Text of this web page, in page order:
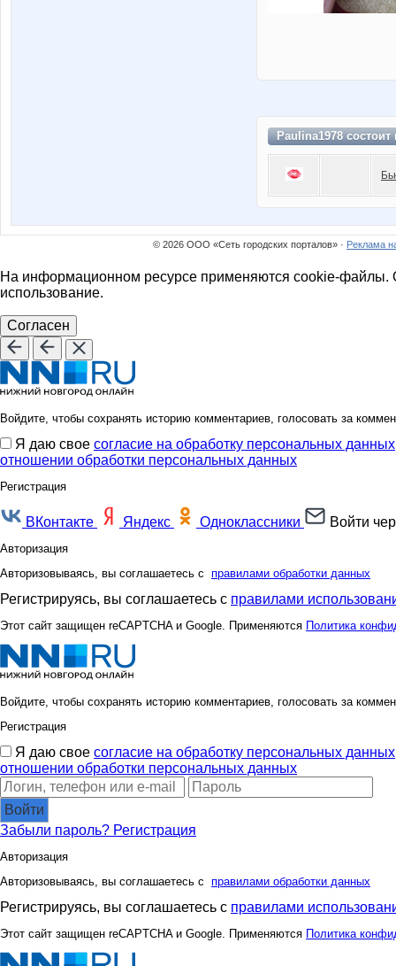
Paulina1978
© 2026 ООО «Сеть городских порталов» · Реклама
На информационном ресурсе применяются cookie-файлы.
использование.
Согласен
Войдите, чтобы сохранять историю комментариев, голосовать за
Я даю свое согласие на обработку персональных данных
отношении обработки персональных данных
Регистрация
ВКонтакте Яндекс Одноклассники Войти
Авторизация
Авторизовываясь, вы соглашаетесь с правилами обработки данных
Регистрируясь, вы соглашаетесь с правилами
Этот сайт защищен reCAPTCHA и Google. Применяются Политика
Войдите, чтобы сохранять историю комментариев, голосовать за
Регистрация
Я даю свое согласие на обработку персональных данных
отношении обработки персональных данных
Войти
Забыли пароль? Регистрация
Авторизация
Авторизовываясь, вы соглашаетесь с правилами обработки данных
Регистрируясь, вы соглашаетесь с правилами
Этот сайт защищен reCAPTCHA и Google. Применяются Политика